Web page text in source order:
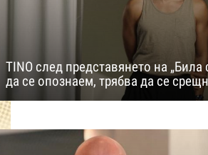
TINO след представянето на „Била
да се опознаем, трябва да се